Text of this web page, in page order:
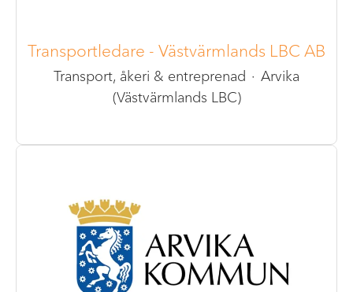
Transportledare - Västvärmlands LBC AB
Transport, åkeri & entreprenad · Arvika
(Västvärmlands LBC)